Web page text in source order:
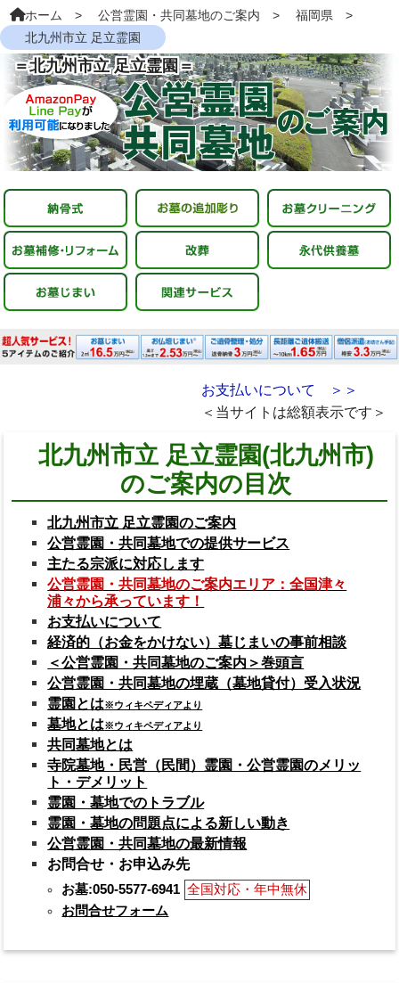
ホーム 公営霊園・共同墓地のご案内
福岡県
北九州市立 足立霊園
＝北九州市立 足立霊園＝
お支払いについて ＞＞
＜当サイトは総額表示です＞
北九州市立 足立霊園(北九州市)
のご案内の目次
北九州市立 足立霊園のご案内
公営霊園・共同墓地での提供サービス
主たる宗派に対応します
公営霊園・共同墓地のご案内エリア：全国津々
浦々から承っています！
お支払いについて
経済的（お金をかけない）墓じまいの事前相談
＜公営霊園・共同墓地のご案内＞巻頭言
公営霊園・共同墓地の埋蔵（墓地貸付）受入状況
霊園とは※ウィキペディアより
墓地とは※ウィキペディアより
共同墓地とは
寺院墓地・民営（民間）霊園・公営霊園のメリッ
ト・デメリット
霊園・墓地でのトラブル
霊園・墓地の問題点による新しい動き
公営霊園・共同墓地の最新情報
お問合せ・お申込み先
お墓:050-5577-6941 全国対応・年中無休
お問合せフォーム